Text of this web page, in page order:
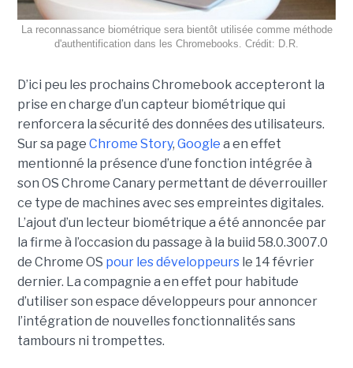
La reconnassance biométrique sera bientôt utilisée comme méthode
d'authentification dans les Chromebooks. Crédit: D.R.
D’ici peu les prochains Chromebook accepteront la
prise en charge d’un capteur biométrique qui
renforcera la sécurité des données des utilisateurs.
Sur sa page Chrome Story, Google a en effet
mentionné la présence d’une fonction intégrée à
son OS Chrome Canary permettant de déverrouiller
ce type de machines avec ses empreintes digitales.
L’ajout d’un lecteur biométrique a été annoncée par
la firme à l’occasion du passage à la buiid 58.0.3007.0
de Chrome OS pour les développeursle 14 février
dernier. La compagnie a en effet pour habitude
d’utiliser son espace développeurs pour annoncer
l’intégration de nouvelles fonctionnalités sans
tambours ni trompettes.